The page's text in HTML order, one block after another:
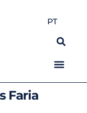
PT
Faria